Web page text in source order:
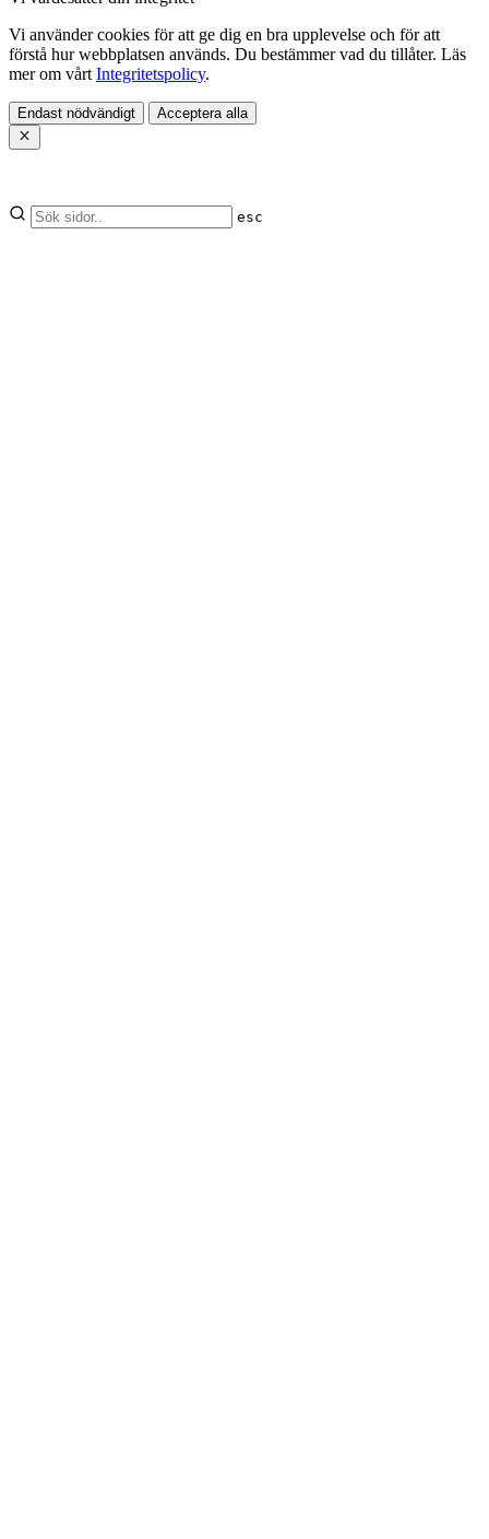
Vi använder cookies för att ge dig en bra upplevelse och för att
förstå hur webbplatsen används. Du bestämmer vad du tillåter. Läs
mer om vårt Integritetspolicy.
Endast nödvändigt Acceptera alla
esc